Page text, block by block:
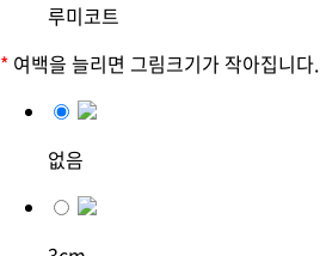
루미코트
* 여백을 늘리면 그림크기가 작아집니다.
없음